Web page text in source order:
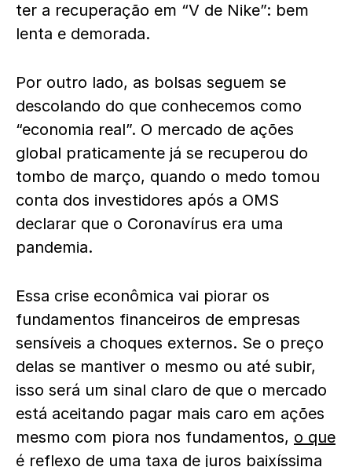
ter a recuperação em “V de Nike”: bem
lenta e demorada.
Por outro lado, as bolsas seguem se
descolando do que conhecemos como
“economia real”. O mercado de ações
global praticamente já se recuperou do
tombo de março, quando o medo tomou
conta dos investidores após a OMS
declarar que o Coronavírus era uma
pandemia.
Essa crise econômica vai piorar os
fundamentos financeiros de empresas
sensíveis a choques externos. Se o preço
delas se mantiver o mesmo ou até subir,
isso será um sinal claro de que o mercado
está aceitando pagar mais caro em ações
mesmo com piora nos fundamentos, o que
é reflexo de uma taxa de juros baixíssima